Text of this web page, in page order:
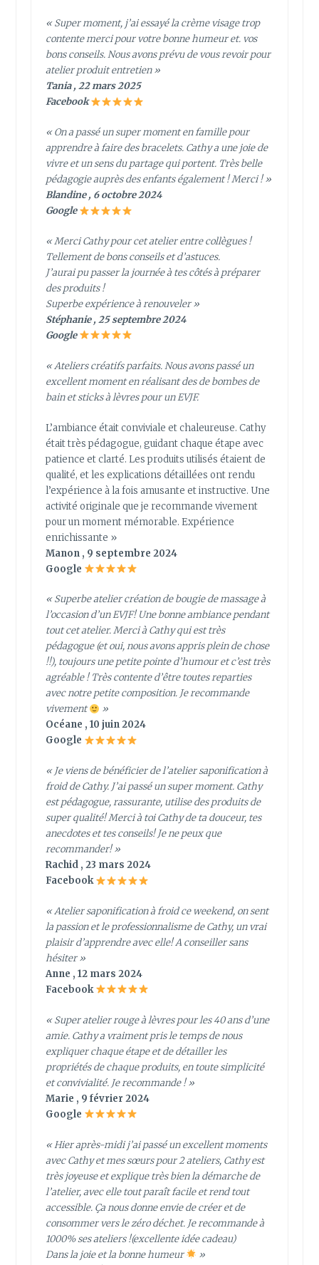
« Super moment, j’ai essayé la crème visage trop
contente merci pour votre bonne humeur et. vos
bons conseils. Nous avons prévu de vous revoir pour
atelier produit entretien »
Tania , 22 mars 2025
Facebook
« On a passé un super moment en famille pour
apprendre à faire des bracelets. Cathy a une joie de
vivre et un sens du partage qui portent. Très belle
pédagogie auprès des enfants également ! Merci ! »
Blandine , 6 octobre 2024
Google
« Merci Cathy pour cet atelier entre collègues !
Tellement de bons conseils et d’astuces.
J’aurai pu passer la journée à tes côtés à préparer
des produits !
Superbe expérience à renouveler »
Stéphanie , 25 septembre 2024
Google
« Ateliers créatifs parfaits. Nous avons passé un
excellent moment en réalisant des de bombes de
bain et sticks à lèvres pour un EVJF.
L’ambiance était conviviale et chaleureuse. Cathy
était très pédagogue, guidant chaque étape avec
patience et clarté. Les produits utilisés étaient de
qualité, et les explications détaillées ont rendu
l’expérience à la fois amusante et instructive. Une
activité originale que je recommande vivement
pour un moment mémorable. Expérience
enrichissante »
Manon , 9 septembre 2024
Google
« Superbe atelier création de bougie de massage à
l’occasion d’un EVJF! Une bonne ambiance pendant
tout cet atelier. Merci à Cathy qui est très
pédagogue (et oui, nous avons appris plein de chose
!!), toujours une petite pointe d’humour et c’est très
agréable ! Très contente d’être toutes reparties
avec notre petite composition. Je recommande
vivement
»
Océane , 10 juin 2024
Google
« Je viens de bénéficier de l’atelier saponification à
froid de Cathy. J’ai passé un super moment. Cathy
est pédagogue, rassurante, utilise des produits de
super qualité! Merci à toi Cathy de ta douceur, tes
anecdotes et tes conseils! Je ne peux que
recommander! »
Rachid , 23 mars 2024
Facebook
« Atelier saponification à froid ce weekend, on sent
la passion et le professionnalisme de Cathy, un vrai
plaisir d’apprendre avec elle! A conseiller sans
hésiter »
Anne , 12 mars 2024
Facebook
« Super atelier rouge à lèvres pour les 40 ans d’une
amie. Cathy a vraiment pris le temps de nous
expliquer chaque étape et de détailler les
propriétés de chaque produits, en toute simplicité
et convivialité. Je recommande ! »
Marie , 9 février 2024
Google
« Hier après-midi j’ai passé un excellent moments
avec Cathy et mes sœurs pour 2 ateliers, Cathy est
très joyeuse et explique très bien la démarche de
l’atelier, avec elle tout paraît facile et rend tout
accessible. Ça nous donne envie de créer et de
consommer vers le zéro déchet. Je recommande à
1000% ses ateliers !(excellente idée cadeau)
Dans la joie et la bonne humeur
»